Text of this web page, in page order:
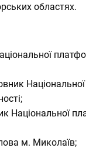
областях.
Національної
Національної
м. Миколаїв;